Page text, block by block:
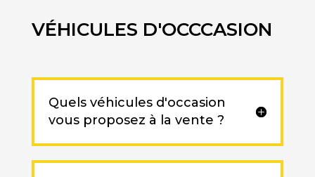
VÉHICULES D'OCCCASION
Quels véhicules d'occasion
vous proposez à la vente ?